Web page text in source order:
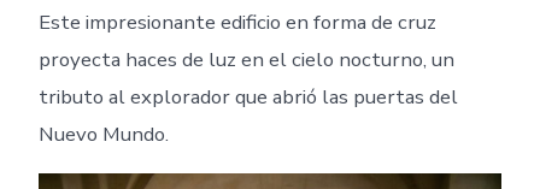
Este impresionante edificio en forma de cruz
proyecta haces de luz en el cielo nocturno, un
tributo al explorador que abrió las puertas del
Nuevo Mundo.